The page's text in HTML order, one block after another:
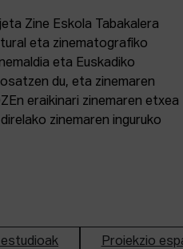
Zine Eskola Tabakalera
eta zinematografiko
eta Euskadiko
du, eta zinemaren
eraikinari zinemaren etxea
zinemaren inguruko
Proiekzio